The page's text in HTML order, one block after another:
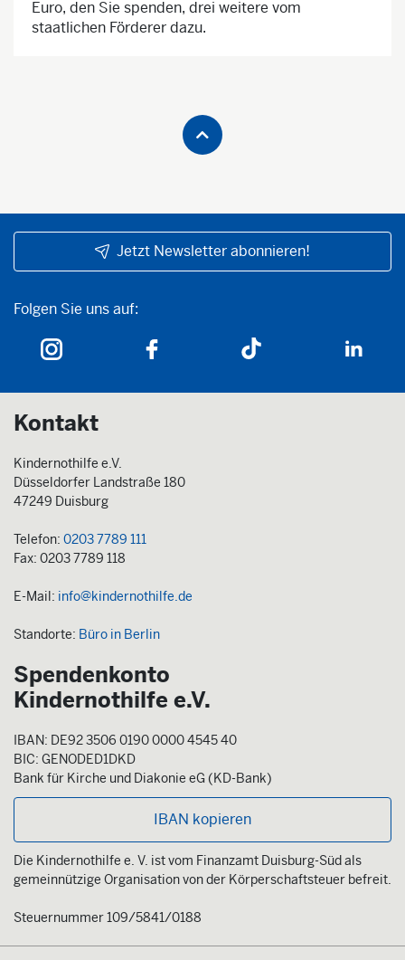
Euro, den Sie spenden, drei weitere vom
staatlichen Förderer dazu.
Jetzt Newsletter abonnieren!
Folgen Sie uns auf:
Folgen Sie uns auf:
Kontakt
Kindernothilfe e.V.
Düsseldorfer Landstraße 180
47249 Duisburg
Telefon: 0203 7789 111
Fax: 0203 7789 118
E-Mail: info@kindernothilfe.de
Standorte: Büro in Berlin
Spendenkonto
Kindernothilfe e.V.
IBAN: DE92 3506 0190 0000 4545 40
BIC: GENODED1DKD
Bank für Kirche und Diakonie eG (KD-Bank)
IBAN kopieren
Die Kindernothilfe e. V. ist vom Finanzamt Duisburg-Süd als
gemeinnützige Organisation von der Körperschaftsteuer befreit.
Steuernummer 109/5841/0188